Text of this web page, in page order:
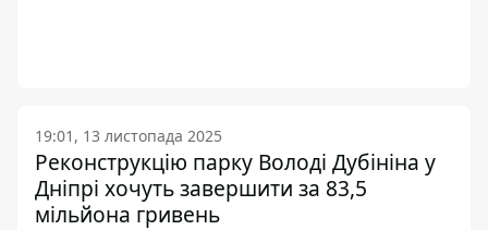
19:01, 13 листопада 2025
Реконструкцію парку Володі Дубініна у
Дніпрі хочуть завершити за 83,5
мільйона гривень